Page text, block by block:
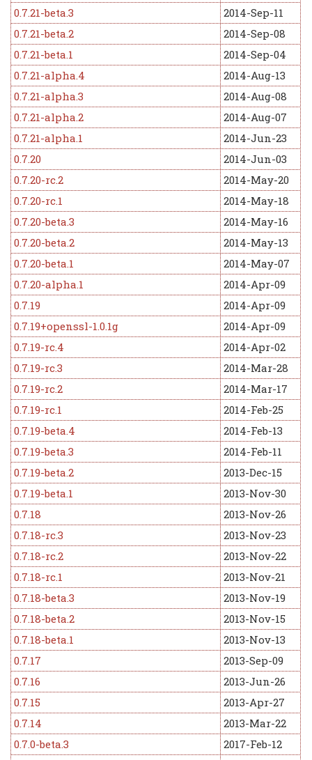
0.7.21-beta.3
2014-Sep-11
0.7.21-beta.2
2014-Sep-08
0.7.21-beta.1
2014-Sep-04
0.7.21-alpha.4
2014-Aug-13
0.7.21-alpha.3
2014-Aug-08
0.7.21-alpha.2
2014-Aug-07
0.7.21-alpha.1
2014-Jun-23
0.7.20
2014-Jun-03
0.7.20-rc.2
2014-May-20
0.7.20-rc.1
2014-May-18
0.7.20-beta.3
2014-May-16
0.7.20-beta.2
2014-May-13
0.7.20-beta.1
2014-May-07
0.7.20-alpha.1
2014-Apr-09
0.7.19
2014-Apr-09
0.7.19+openssl-1.0.1g
2014-Apr-09
0.7.19-rc.4
2014-Apr-02
0.7.19-rc.3
2014-Mar-28
0.7.19-rc.2
2014-Mar-17
0.7.19-rc.1
2014-Feb-25
0.7.19-beta.4
2014-Feb-13
0.7.19-beta.3
2014-Feb-11
0.7.19-beta.2
2013-Dec-15
0.7.19-beta.1
2013-Nov-30
0.7.18
2013-Nov-26
0.7.18-rc.3
2013-Nov-23
0.7.18-rc.2
2013-Nov-22
0.7.18-rc.1
2013-Nov-21
0.7.18-beta.3
2013-Nov-19
0.7.18-beta.2
2013-Nov-15
0.7.18-beta.1
2013-Nov-13
0.7.17
2013-Sep-09
0.7.16
2013-Jun-26
0.7.15
2013-Apr-27
0.7.14
2013-Mar-22
0.7.0-beta.3
2017-Feb-12